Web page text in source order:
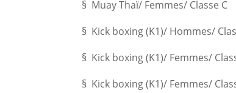
§ Muay Thaï/ Femmes/ Classe C
§ Kick boxing (K1)/ Hommes/
§ Kick boxing (K1)/ Femmes/
§ Kick boxing (K1)/ Femmes/